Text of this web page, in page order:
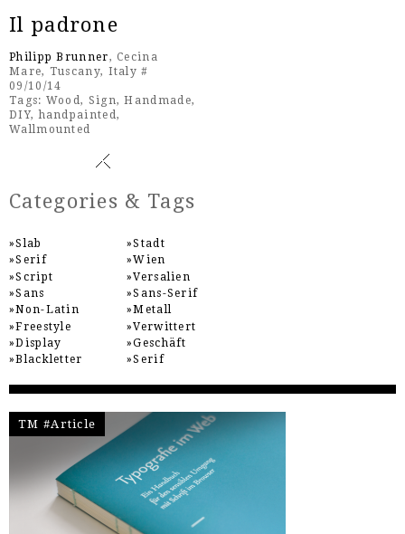
Il padrone
Philipp Brunner, Cecina
Mare, Tuscany, Italy #
09/10/14
Tags: Wood, Sign,Handmade,
DIY,handpainted ,
Wallmounted
Categories & Tags
Slab
Serif
Script
Sans
Non-Latin
Freestyle
Display
Blackletter
Stadt
Wien
Versalien
Sans-Serif
Metall
Verwittert
Geschäft
Serif
TM #Article